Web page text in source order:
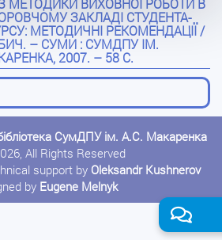
МЕТОДИКИ ВИХОВНОЇ РОБОТИ В
ЗАКЛАДІ СТУДЕНТА-
МЕТОДИЧНІ РЕКОМЕНДАЦІЇ /
– СУМИ : СУМДПУ ІМ.
2007. – 58 С.
СумДПУ ім. А.С. Макаренка
All Rights Reserved
support by Oleksandr Kushnerov
by Eugene Melnyk